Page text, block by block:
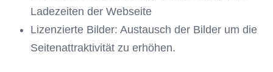
Ladezeiten der Webseite
Lizenzierte Bilder: Austausch der Bilder um die
Seitenattraktivität zu erhöhen.